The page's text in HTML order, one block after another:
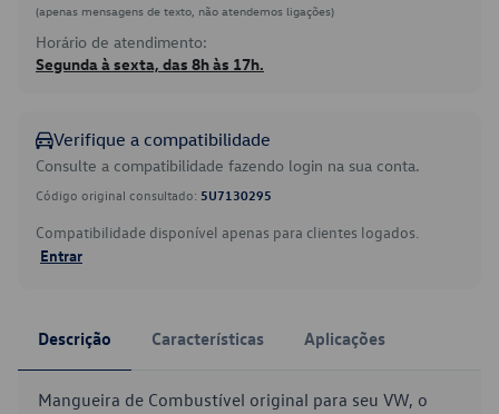
(apenas mensagens de texto, não atendemos ligações)
Horário de atendimento:
Segunda à sexta, das 8h às 17h.
Verifique a compatibilidade
Consulte a compatibilidade fazendo login na sua conta.
Código original consultado: 5U7130295
Compatibilidade disponível apenas para clientes logados.
Entrar
Descrição Características Aplicações
Mangueira de Combustível original para seu VW, o